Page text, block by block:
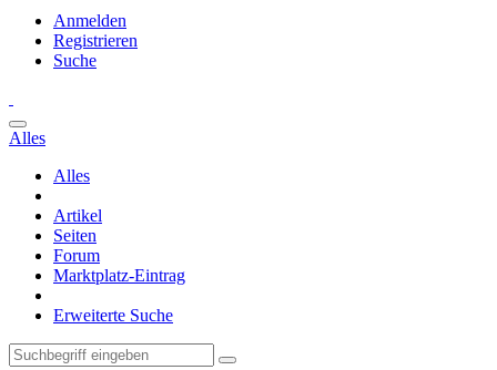
Anmelden
Registrieren
Suche
Alles
Alles
Artikel
Seiten
Forum
Marktplatz-Eintrag
Erweiterte Suche